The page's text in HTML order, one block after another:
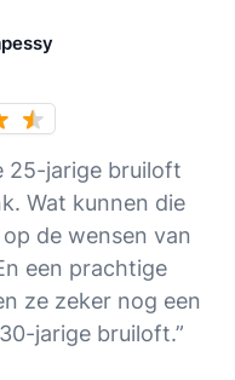
25-jarige bruiloft
Wat kunnen die
de wensen van
een prachtige
ze zeker nog een
jarige bruiloft.”